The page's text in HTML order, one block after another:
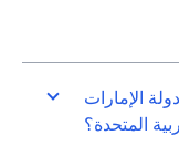
الإمارات
المتحدة؟